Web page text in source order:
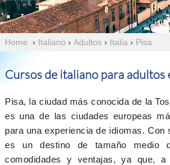
Home › Italiano › Adultos › Italia › Pisa
Cursos de italiano para adultos
Pisa, la ciudad más conocida de la
es una de las ciudades europeas
para una experiencia de idiomas. Con
es un destino de tamaño medio
comodidades y ventajas, ya que,